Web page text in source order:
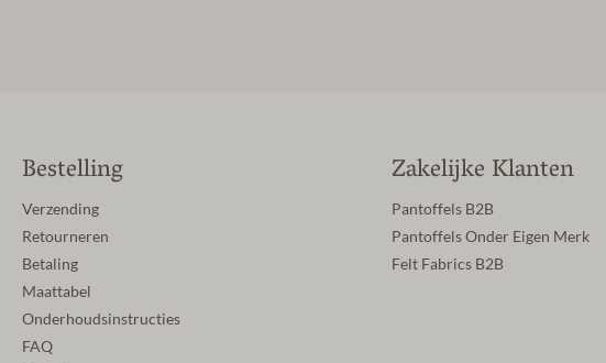
Bestelling
Verzending
Retourneren
Betaling
Maattabel
Onderhoudsinstructies
FAQ
Zakelijke Klanten
Pantoffels B2B
Pantoffels Onder Eigen Merk
Felt Fabrics B2B